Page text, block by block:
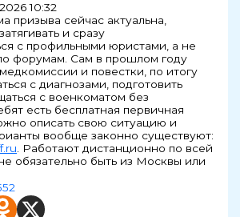
10:32
призыва сейчас актуальна,
и сразу
с профильными юристами, а не
форумам. Сам в прошлом году
и повестки, по итогу
с диагнозами, подготовить
с военкоматом без
есть бесплатная первичная
описать свою ситуацию и
вообще законно существуют:
. Работают дистанционно по всей
обязательно быть из Москвы или